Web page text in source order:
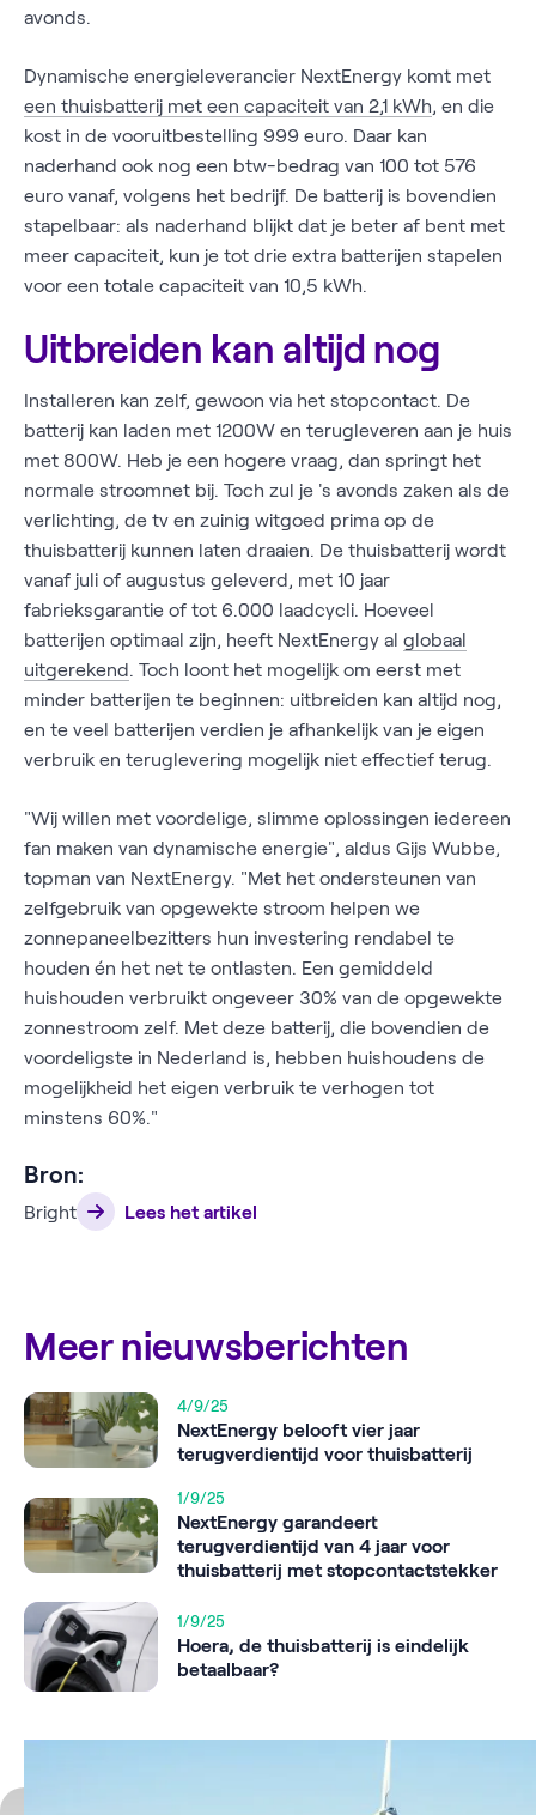
avonds.
Dynamische energieleverancier NextEnergy komt met
een thuisbatterij met een capaciteit van 2,1 kWh, en die
kost in de vooruitbestelling 999 euro. Daar kan
naderhand ook nog een btw-bedrag van 100 tot 576
euro vanaf, volgens het bedrijf. De batterij is bovendien
stapelbaar: als naderhand blijkt dat je beter af bent met
meer capaciteit, kun je tot drie extra batterijen stapelen
voor een totale capaciteit van 10,5 kWh.
Uitbreiden kan altijd nog
Installeren kan zelf, gewoon via het stopcontact. De
batterij kan laden met 1200W en terugleveren aan je huis
met 800W. Heb je een hogere vraag, dan springt het
normale stroomnet bij. Toch zul je 's avonds zaken als de
verlichting, de tv en zuinig witgoed prima op de
thuisbatterij kunnen laten draaien. De thuisbatterij wordt
vanaf juli of augustus geleverd, met 10 jaar
fabrieksgarantie of tot 6.000 laadcycli. Hoeveel
batterijen optimaal zijn, heeft NextEnergy al globaal
uitgerekend. Toch loont het mogelijk om eerst met
minder batterijen te beginnen: uitbreiden kan altijd nog,
en te veel batterijen verdien je afhankelijk van je eigen
verbruik en teruglevering mogelijk niet effectief terug.
"Wij willen met voordelige, slimme oplossingen iedereen
fan maken van dynamische energie", aldus Gijs Wubbe,
topman van NextEnergy. "Met het ondersteunen van
zelfgebruik van opgewekte stroom helpen we
zonnepaneelbezitters hun investering rendabel te
houden én het net te ontlasten. Een gemiddeld
huishouden verbruikt ongeveer 30% van de opgewekte
zonnestroom zelf. Met deze batterij, die bovendien de
voordeligste in Nederland is, hebben huishoudens de
mogelijkheid het eigen verbruik te verhogen tot
minstens 60%."
Bron:
Bright Lees het artikel
Meer nieuwsberichten
4/9/25
NextEnergy belooft vier jaar
terugverdientijd voor thuisbatterij
1/9/25
NextEnergy garandeert
terugverdientijd van 4 jaar voor
thuisbatterij met stopcontactstekker
1/9/25
Hoera, de thuisbatterij is eindelijk
betaalbaar?